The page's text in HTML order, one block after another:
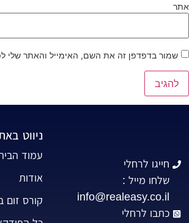
אתר
שמור בדפדפן זה את השם, האימייל והאתר שלי
חייגו לרחלי
שלחו מייל :
info@realeasy.co.il
כתבו לרחלי
ניווט
עמוד
אודות
קורס זום